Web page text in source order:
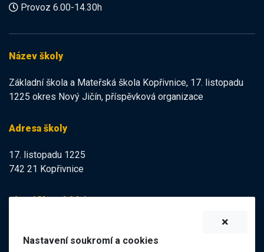
Provoz 6.00-14.30h
Název školy
Základní škola a Mateřská škola Kopřivnice, 17. listopadu
1225 okres Nový Jičín, příspěvková organizace
Adresa školy
17. listopadu 1225
742 21 Kopřivnice
Identifikační údaje
IČO:47998121
Nastavení soukromí a cookies